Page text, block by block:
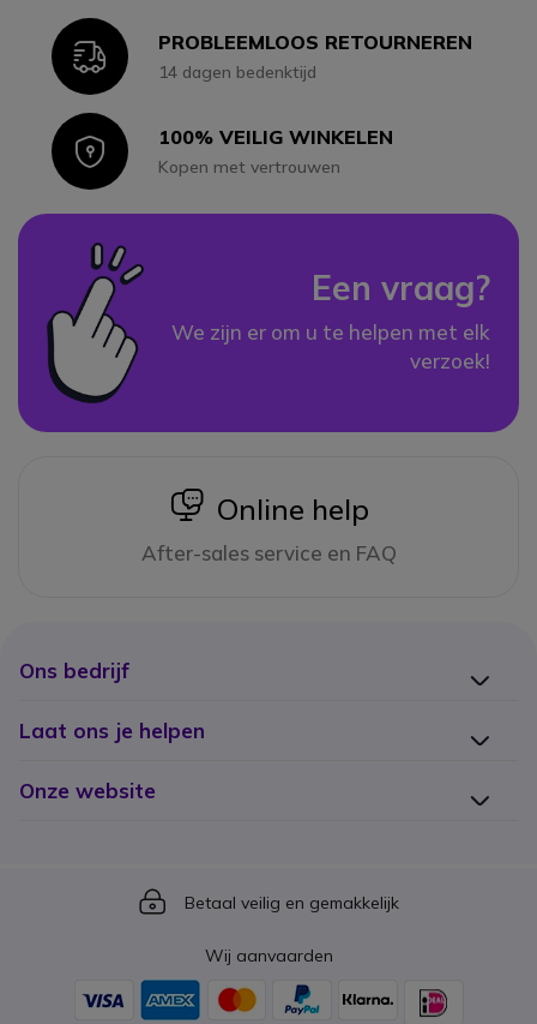
IconPROBLEEMLOOS RETOURNEREN
14 dagen bedenktijd
Icon100% VEILIG WINKELEN
Kopen met vertrouwen
Een vraag?
We zijn er om u te helpen met elk
verzoek!
icon
Online help
After-sales service en FAQ
Ons bedrijf
Laat ons je helpen
Onze website
Icon
Betaal veilig en gemakkelijk
Wij aanvaarden